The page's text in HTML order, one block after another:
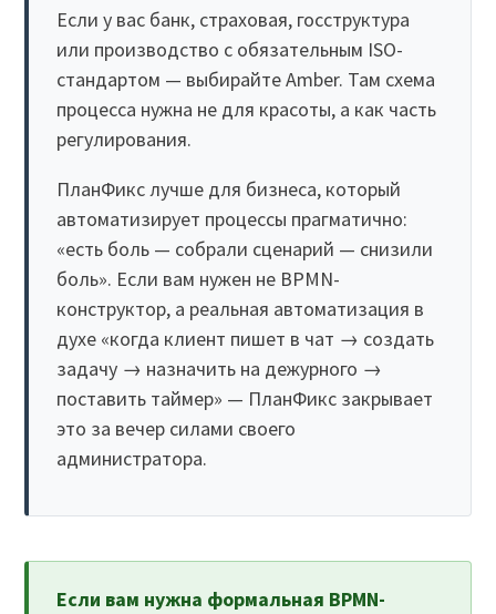
Если у вас банк, страховая, госструктура
или производство с обязательным ISO-
стандартом — выбирайте Amber. Там схема
процесса нужна не для красоты, а как часть
регулирования.
ПланФикс лучше для бизнеса, который
автоматизирует процессы прагматично:
«есть боль — собрали сценарий — снизили
боль». Если вам нужен не BPMN-
конструктор, а реальная автоматизация в
духе «когда клиент пишет в чат → создать
задачу → назначить на дежурного →
поставить таймер» — ПланФикс закрывает
это за вечер силами своего
администратора.
Если вам нужна формальная BPMN-